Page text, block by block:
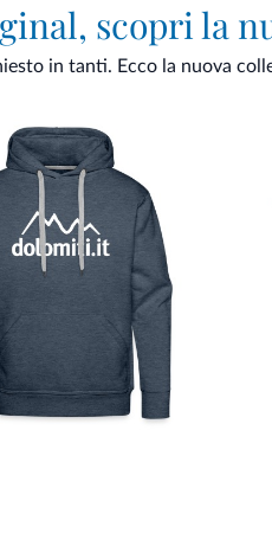
scopri la
in tanti. Ecco la nuova